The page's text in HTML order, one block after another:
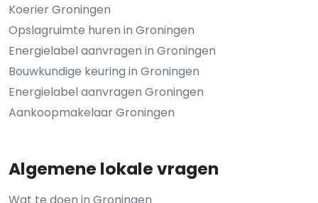
Koerier Groningen
Opslagruimte huren in Groningen
Energielabel aanvragen in Groningen
Bouwkundige keuring in Groningen
Energielabel aanvragen Groningen
Aankoopmakelaar Groningen
Algemene lokale vragen
Wat te doen in Groningen